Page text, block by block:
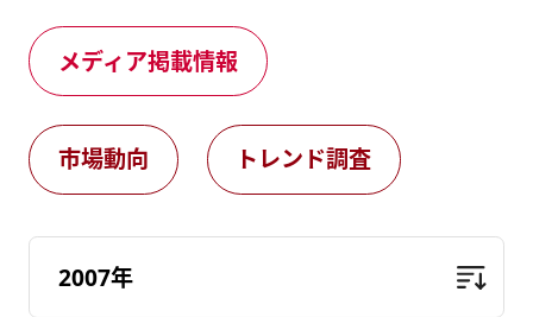
CM・動画紹介
メディア掲載情報
市場動向 トレンド調査